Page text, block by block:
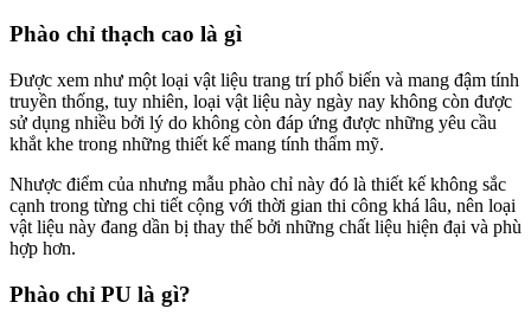
Phào chỉ thạch cao là gì
Được xem như một loại vật liệu trang trí phổ biến và mang đậm tính
truyền thống, tuy nhiên, loại vật liệu này ngày nay không còn được
sử dụng nhiều bởi lý do không còn đáp ứng được những yêu cầu
khắt khe trong những thiết kế mang tính thẩm mỹ.
Nhược điểm của nhưng mẫu phào chỉ này đó là thiết kế không sắc
cạnh trong từng chi tiết cộng với thời gian thi công khá lâu, nên loại
vật liệu này đang dần bị thay thế bởi những chất liệu hiện đại và phù
hợp hơn.
Phào chỉ PU là gì?